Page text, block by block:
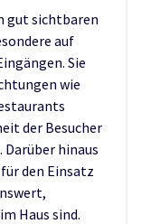
gut sichtbaren
auf
Sie
wie
der Besucher
hinaus
den Einsatz
Haus sind.